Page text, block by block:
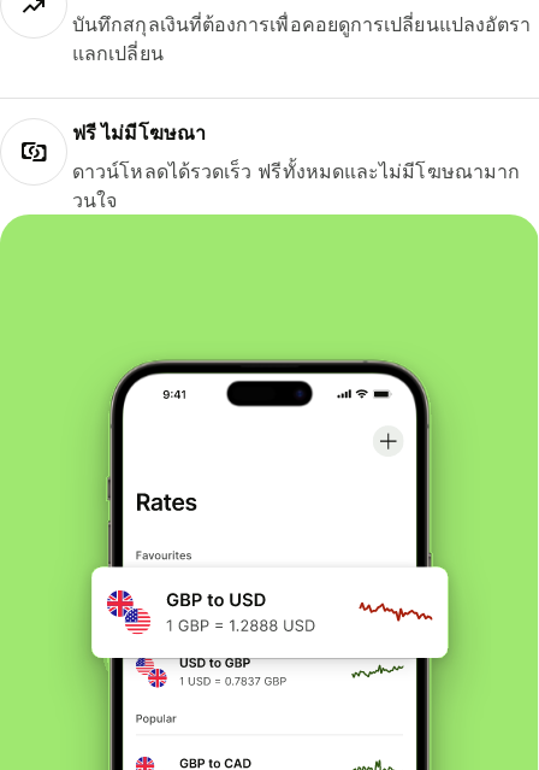
บันทึกสกุลเงินที่ต้องการเพื่อคอยดูการเปลี่ยนแปลงอัตรา
แลกเปลี่ยน
ฟรี ไม่มีโฆษณา
ดาวน์โหลดได้รวดเร็ว ฟรีทั้งหมดและไม่มีโฆษณามาก
วนใจ